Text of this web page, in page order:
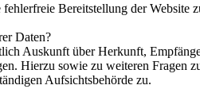
Bereitstellung der Website
Daten?
Auskunft über Herkunft,
Hierzu sowie zu weiteren Fragen
Aufsichtsbehörde zu.